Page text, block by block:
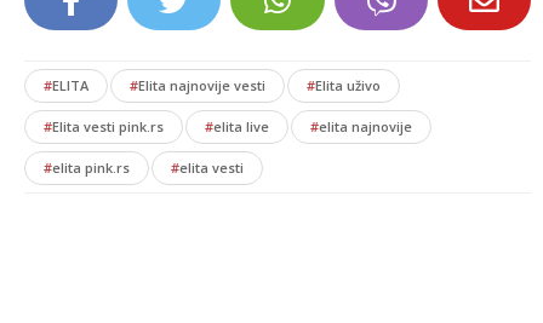
#ELITA #Elita najnovije vesti #Elita uživo
#Elita vesti pink.rs #elita live #elita najnovije
#elita pink.rs #elita vesti